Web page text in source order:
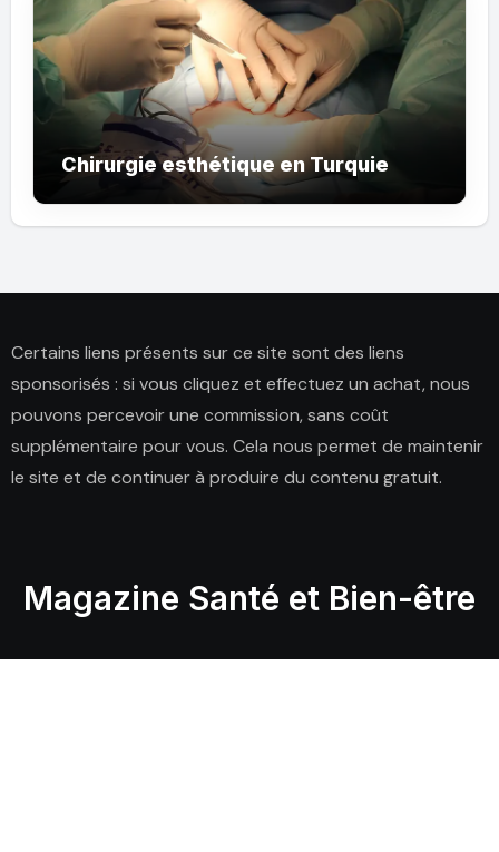
Chirurgie esthétique en Turquie
Certains liens présents sur ce site sont des liens
sponsorisés : si vous cliquez et effectuez un achat, nous
pouvons percevoir une commission, sans coût
supplémentaire pour vous. Cela nous permet de maintenir
le site et de continuer à produire du contenu gratuit.
Magazine Santé et Bien-être